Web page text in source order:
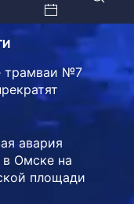
трамваи №7
авария
Омске на
площади